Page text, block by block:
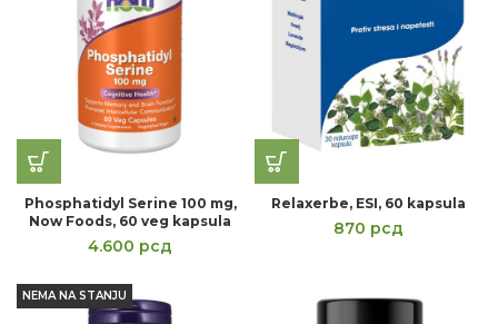
Phosphatidyl Serine 100 mg,
Now Foods, 60 veg kapsula
4.600 рсд
Relaxerbe, ESI, 60 kapsula
870 рсд
NEMA NA STANJU